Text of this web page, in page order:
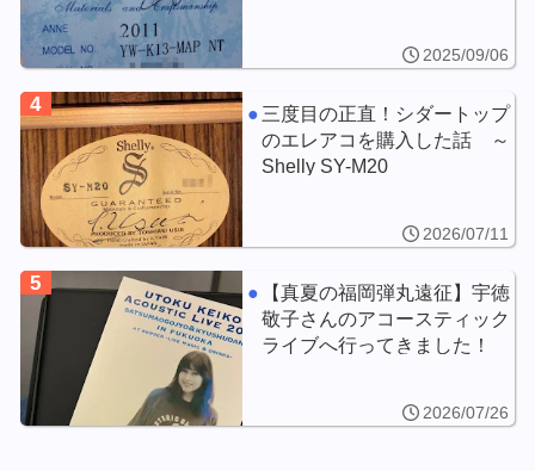
2025/09/06
4
三度目の正直！シダートップ
のエレアコを購入した話 ～
Shelly SY-M20
2026/07/11
5
【真夏の福岡弾丸遠征】宇徳
敬子さんのアコースティック
ライブへ行ってきました！
2026/07/26